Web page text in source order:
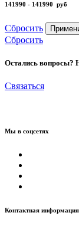
141990 - 141990 руб
Сбросить
Сбросить
Остались вопросы?
Связаться
Мы в соцсетях
Контактная информация